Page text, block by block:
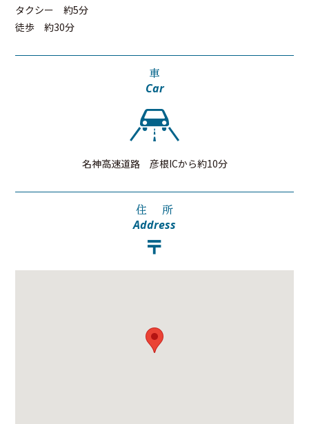
タクシー
約5分
徒歩
約30分
車
Car
名神高速道路 彦根ICから約10分
住 所
Address